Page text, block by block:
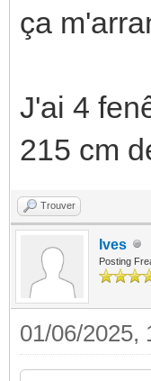
ça
J'ai 4
215 cm
Trouver
Ives
Posting
01/06/2025,